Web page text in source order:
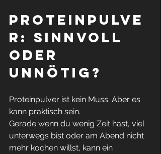
Proteinpulve
r: sinnvoll
oder
unnötig?
Proteinpulver ist kein Muss. Aber es
kann praktisch sein.
Gerade wenn du wenig Zeit hast, viel
unterwegs bist oder am Abend nicht
mehr kochen willst, kann ein